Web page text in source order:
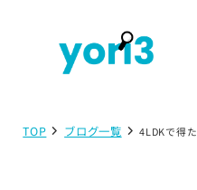
TOP ブログ一覧 4LDKで得